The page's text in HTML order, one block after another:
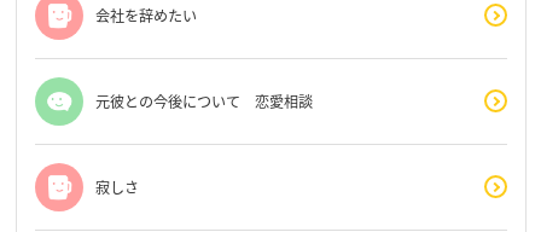
会社を辞めたい
元彼との今後について 恋愛相談
寂しさ